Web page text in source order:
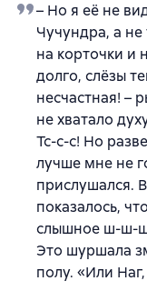
– Но я её не
Чучундра, а не
на корточки и
долго, слёзы
несчастная! –
не хватало
Тс-с-с! Но
лучше мне не
прислушался.
показалось,
слышное ш-ш-
Это шуршала
полу. «Или